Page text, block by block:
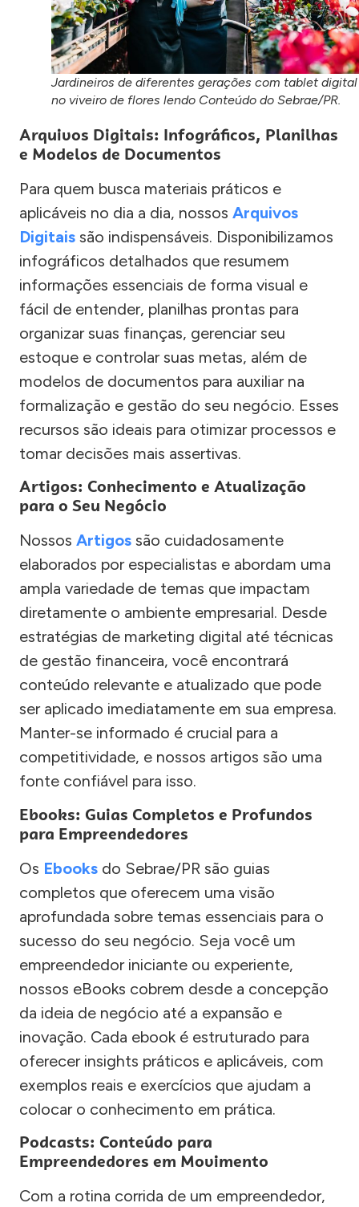
Jardineiros de diferentes gerações com tablet digital
no viveiro de flores lendo Conteúdo do Sebrae/PR.
Arquivos Digitais: Infográficos, Planilhas
e Modelos de Documentos
Para quem busca materiais práticos e
aplicáveis no dia a dia, nossos Arquivos
Digitais são indispensáveis. Disponibilizamos
infográficos detalhados que resumem
informações essenciais de forma visual e
fácil de entender, planilhas prontas para
organizar suas finanças, gerenciar seu
estoque e controlar suas metas, além de
modelos de documentos para auxiliar na
formalização e gestão do seu negócio. Esses
recursos são ideais para otimizar processos e
tomar decisões mais assertivas.
Artigos: Conhecimento e Atualização
para o Seu Negócio
Nossos Artigos são cuidadosamente
elaborados por especialistas e abordam uma
ampla variedade de temas que impactam
diretamente o ambiente empresarial. Desde
estratégias de marketing digital até técnicas
de gestão financeira, você encontrará
conteúdo relevante e atualizado que pode
ser aplicado imediatamente em sua empresa.
Manter-se informado é crucial para a
competitividade, e nossos artigos são uma
fonte confiável para isso.
Ebooks: Guias Completos e Profundos
para Empreendedores
Os Ebooks do Sebrae/PR são guias
completos que oferecem uma visão
aprofundada sobre temas essenciais para o
sucesso do seu negócio. Seja você um
empreendedor iniciante ou experiente,
nossos eBooks cobrem desde a concepção
da ideia de negócio até a expansão e
inovação. Cada ebook é estruturado para
oferecer insights práticos e aplicáveis, com
exemplos reais e exercícios que ajudam a
colocar o conhecimento em prática.
Podcasts: Conteúdo para
Empreendedores em Movimento
Com a rotina corrida de um empreendedor,